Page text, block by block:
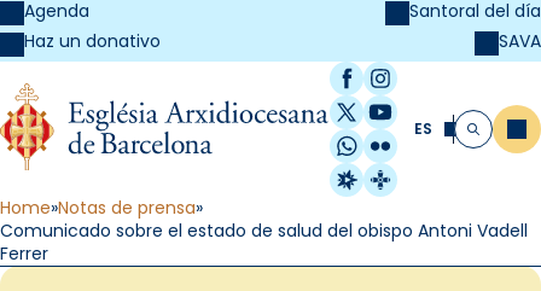
Agenda
Haz un donativo
Santoral del día
SAVA
Facebook
Instagram
X / Twitter
YouTube
WhatsApp
Flickr
Radio Estel
Catalunya
ES Buscar
Home Notas de prensa
Comunicado sobre el estado de salud del obispo Antoni Vadell
Ferrer